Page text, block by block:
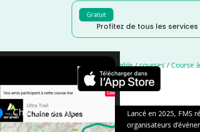
Gratuit
Profitez de tous les
×
/ Distance Faible/courses/Course
Chat en Direct
Lancé en 2025, FMS
organisateurs